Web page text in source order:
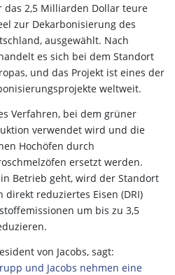
das 2,5 Milliarden Dollar teure
zur Dekarbonisierung des
ausgewählt. Nach
es sich bei dem Standort
und das Projekt ist eines der
weltweit.
Verfahren, bei dem grüner
verwendet wird und die
Hochöfen durch
ersetzt werden.
Betrieb geht, wird der Standort
reduziertes Eisen (DRI)
um bis zu 3,5
von Jacobs, sagt:
und Jacobs nehmen eine